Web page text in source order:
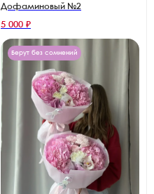
Дофаминовый №2
5 000 ₽
Берут без сомнений